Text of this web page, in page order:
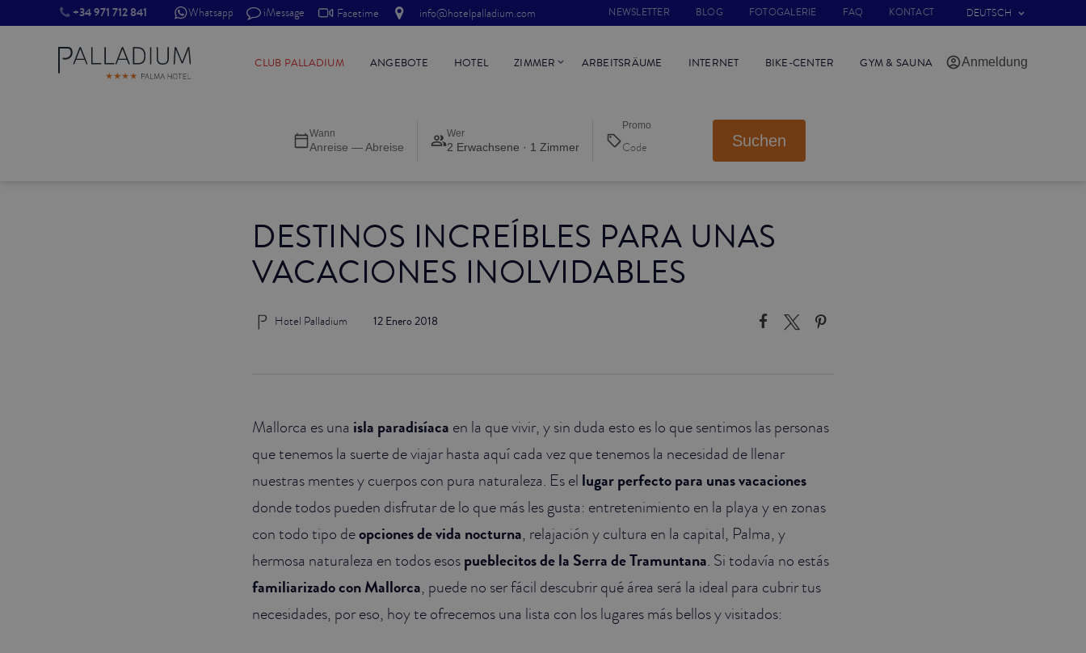
DESTINOS INCREÍBLES PARA UNAS
VACACIONES INOLVIDABLES
12 Enero 2018
Hotel Palladium
Mallorca es una isla paradisíaca en la que vivir, y sin duda esto es lo que sentimos las personas
que tenemos la suerte de viajar hasta aquí cada vez que tenemos la necesidad de llenar
nuestras mentes y cuerpos con pura naturaleza. Es el lugar perfecto para unas vacaciones
donde todos pueden disfrutar de lo que más les gusta: entretenimiento en la playa y en zonas
con todo tipo deopciones de vida nocturna, relajación y cultura en la capital, Palma, y
hermosa naturaleza en todos esospueblecitos de la Serra de Tramuntana. Si todavía no estás
familiarizado con Mallorca, puede no ser fácil descubrir qué área será la ideal para cubrir tus
necesidades, por eso, hoy te ofrecemos una lista con los lugares más bellos y visitados:
+34 971 712 841 Whatsapp iMessage Facetime info@hotelpalladium.com NEWSLETTER BLOG FOTOGALERIE FAQ KONTACT DEUTSCH
CLUB PALLADIUM ANGEBOTE HOTEL ZIMMER ARBEITSRÄUME INTERNET BIKE-CENTER GYM & SAUNA Anmeldung
Wann
Anreise — Abreise
Wer
2 Erwachsene · 1 Zimmer
Promo
Suchen
SINGLE RED